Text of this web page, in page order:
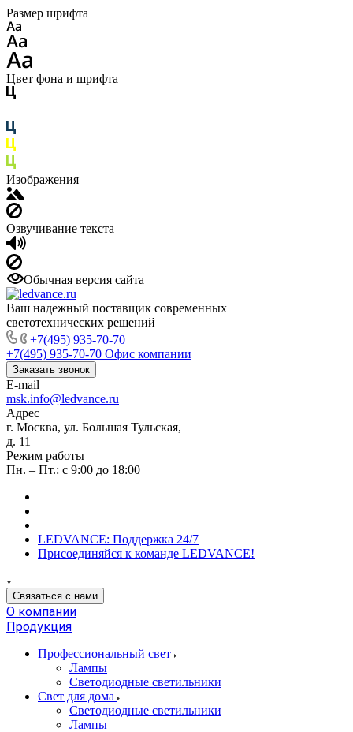
Размер шрифта
Цвет фона и шрифта
Изображения
Озвучивание текста
Обычная версия сайта
Ваш надежный поставщик современных
светотехнических решений
+7(495) 935-70-70
+7(495) 935-70-70 Офис компании
Заказать звонок
E-mail
msk.info@ledvance.ru
Адрес
г. Москва, ул. Большая Тульская,
д. 11
Режим работы
Пн. – Пт.: с 9:00 до 18:00
LEDVANCE: Поддержка 24/7
Присоединяйся к команде LEDVANCE!
Связаться с нами
О компании
Продукция
Профессиональный свет
Лампы
Светодиодные светильники
Свет для дома
Светодиодные светильники
Лампы